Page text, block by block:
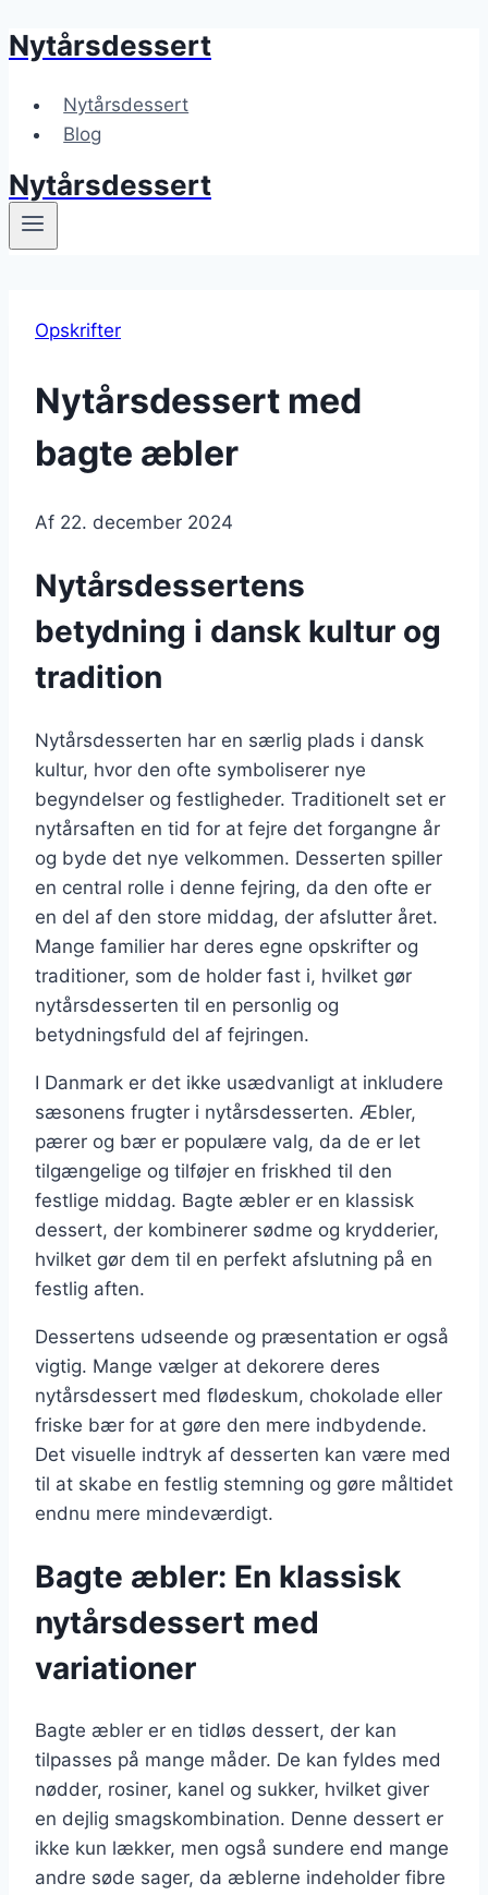
Fortsæt
indhold
Nytårsdessert
Nytårsdessert
Blog
Nytårsdessert
Opskrifter
Nytårsdessert med
bagte æbler
Af 22. december 2024
Nytårsdessertens
betydning i dansk kultur og
tradition
Nytårsdesserten har en særlig plads i dansk
kultur, hvor den ofte symboliserer nye
begyndelser og festligheder. Traditionelt set er
nytårsaften en tid for at fejre det forgangne år
og byde det nye velkommen. Desserten spiller
en central rolle i denne fejring, da den ofte er
en del af den store middag, der afslutter året.
Mange familier har deres egne opskrifter og
traditioner, som de holder fast i, hvilket gør
nytårsdesserten til en personlig og
betydningsfuld del af fejringen.
I Danmark er det ikke usædvanligt at inkludere
sæsonens frugter i nytårsdesserten. Æbler,
pærer og bær er populære valg, da de er let
tilgængelige og tilføjer en friskhed til den
festlige middag. Bagte æbler er en klassisk
dessert, der kombinerer sødme og krydderier,
hvilket gør dem til en perfekt afslutning på en
festlig aften.
Dessertens udseende og præsentation er også
vigtig. Mange vælger at dekorere deres
nytårsdessert med flødeskum, chokolade eller
friske bær for at gøre den mere indbydende.
Det visuelle indtryk af desserten kan være med
til at skabe en festlig stemning og gøre måltidet
endnu mere mindeværdigt.
Bagte æbler: En klassisk
nytårsdessert med
variationer
Bagte æbler er en tidløs dessert, der kan
tilpasses på mange måder. De kan fyldes med
nødder, rosiner, kanel og sukker, hvilket giver
en dejlig smagskombination. Denne dessert er
ikke kun lækker, men også sundere end mange
andre søde sager, da æblerne indeholder fibre